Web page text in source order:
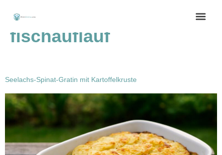
Schlagwort:
fischauflauf
Seelachs-Spinat-Gratin mit Kartoffelkruste